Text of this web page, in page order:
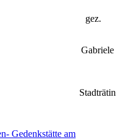
Gabriele
Gedenkstätte am